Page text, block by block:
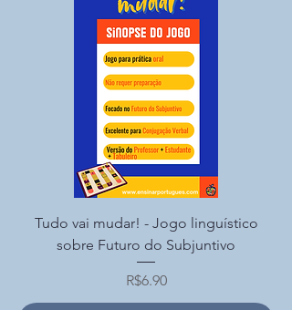
Tudo vai mudar! - Jogo linguístico
sobre Futuro do Subjuntivo
Price
R$6.90